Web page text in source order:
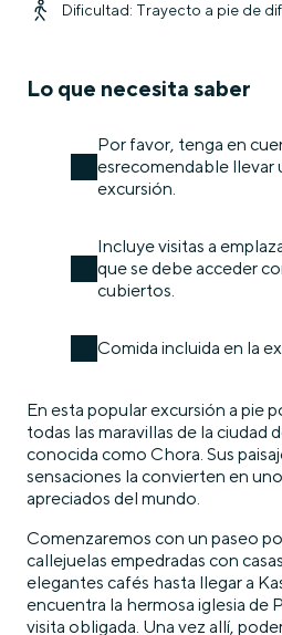
Dificultad: Trayecto a pie de
Lo que necesita saber
Por favor, tenga en
esrecomendable llevar
excursión.
Incluye visitas a
que se debe acceder
cubiertos.
Comida incluida en la
En esta popular excursión a pie
todas las maravillas de la ciudad
conocida como Chora. Sus
sensaciones la convierten en
apreciados del mundo.
Comenzaremos con un paseo
callejuelas empedradas con
elegantes cafés hasta llegar a
encuentra la hermosa iglesia de
visita obligada. Una vez allí,